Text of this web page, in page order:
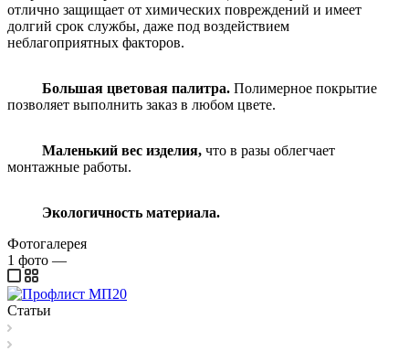
отлично защищает от химических повреждений и имеет
долгий срок службы, даже под воздействием
неблагоприятных факторов.
Большая цветовая палитра. Полимерное покрытие
позволяет выполнить заказ в любом цвете.
Маленький вес изделия, что в разы облегчает
монтажные работы.
Экологичность материала.
Фотогалерея
1 фото —
Статьи